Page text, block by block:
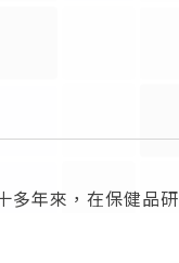
多年來，在保健品